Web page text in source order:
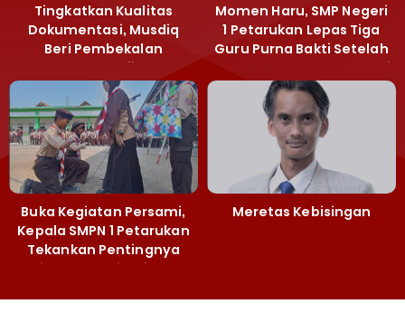
Tingkatkan Kualitas
Dokumentasi, Musdiq
Beri Pembekalan
Fotografi ‎
Momen Haru, SMP Negeri
1 Petarukan Lepas Tiga
Guru Purna Bakti Setelah
Puluhan Tahun Mengabdi
Buka Kegiatan Persami,
Kepala SMPN 1 Petarukan
Tekankan Pentingnya
Jiwa Kepemimpinan
Meretas Kebisingan